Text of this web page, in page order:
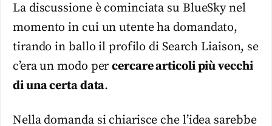
La discussione è cominciata su BlueSky nel
momento in cui un utente ha domandato,
tirando in ballo il profilo di Search Liaison, se
c’era un modo percercare articoli più vecchi
di una certa data.
Nella domanda si chiarisce che l’idea sarebbe